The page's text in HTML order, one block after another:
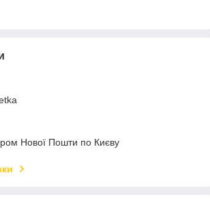
Нової Пошти по Києву